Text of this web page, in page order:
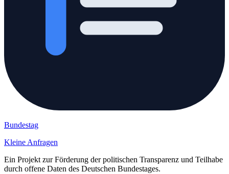
Bundestag
Kleine Anfragen
Ein Projekt zur Förderung der politischen Transparenz und Teilhabe
durch offene Daten des Deutschen Bundestages.